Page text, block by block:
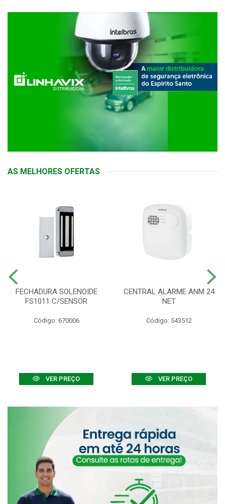
AS MELHORES OFERTAS
FECHADURA SOLENOIDE
FS1011 C/SENSOR
Código: 670006
VER PREÇO
CENTRAL ALARME ANM 24
NET
Código: 543512
VER PREÇO